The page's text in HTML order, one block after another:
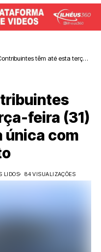
têm até esta terça-
feira (31)
única com
LIDOS 84 VISUALIZAÇÕES